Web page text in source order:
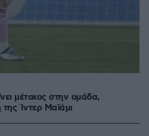
μέτοχος στην ομάδα,
Ίντερ Μαϊάμι